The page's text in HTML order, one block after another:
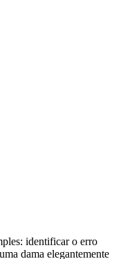
identificar o erro
dama elegantemente